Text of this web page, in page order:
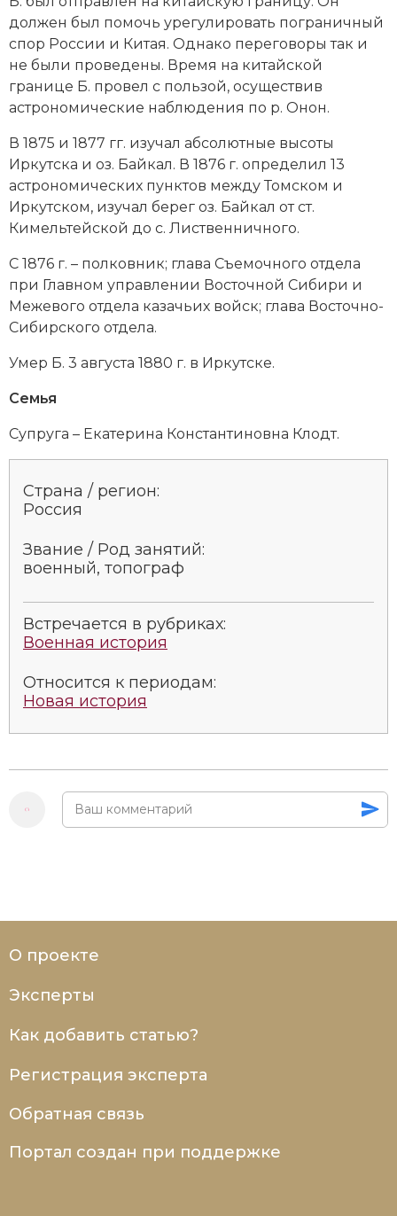
должен был помочь урегулировать пограничный
спор России и Китая. Однако переговоры так и
не были проведены. Время на китайской
границе Б. провел с пользой, осуществив
астрономические наблюдения по р. Онон.
В 1875 и 1877 гг. изучал абсолютные высоты
Иркутска и оз. Байкал. В 1876 г. определил 13
астрономических пунктов между Томском и
Иркутском, изучал берег оз. Байкал от ст.
Кимельтейской до с. Лиственничного.
С 1876 г. – полковник; глава Съемочного отдела
при Главном управлении Восточной Сибири и
Межевого отдела казачьих войск; глава Восточно-
Сибирского отдела.
Умер Б. 3 августа 1880 г. в Иркутске.
Семья
Супруга – Екатерина Константиновна Клодт.
Страна / регион:
Россия
Звание / Род занятий:
военный, топограф
Встречается в рубриках:
Военная история
Относится к периодам:
Новая история
О проекте
Эксперты
Как добавить статью?
Регистрация эксперта
Обратная связь
Портал создан при поддержке